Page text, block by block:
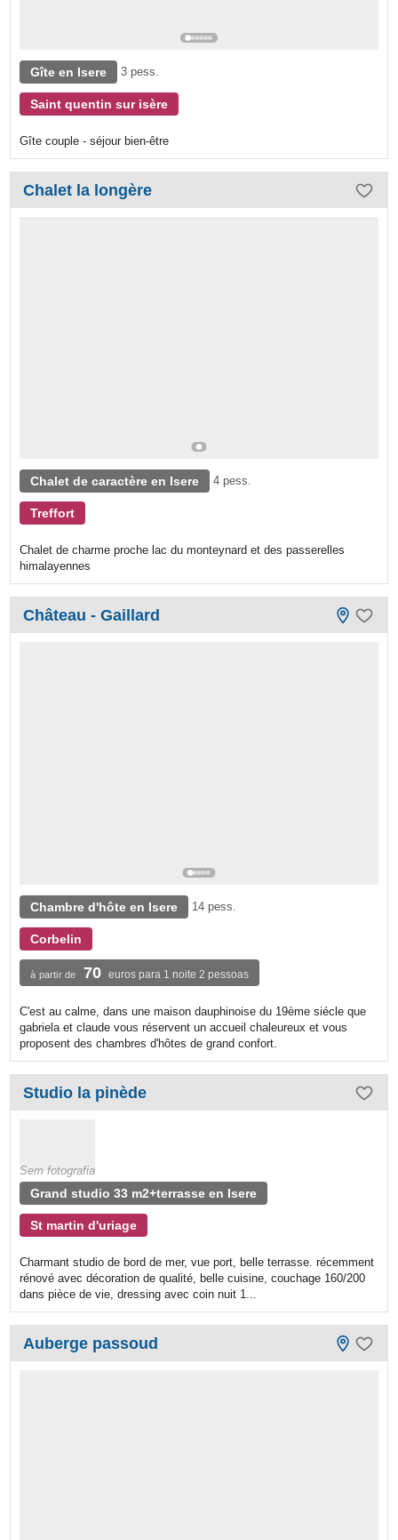
Gîte en Isere 3 pess.
Saint quentin sur isère
Gîte couple - séjour bien-être
Chalet la longère
Chalet de caractère en Isere 4 pess.
Treffort
Chalet de charme proche lac du monteynard et des passerelles
himalayennes
Château - Gaillard
Chambre d'hôte en Isere 14 pess.
Corbelin
à partir de 70 euros para 1 noite 2 pessoas
C'est au calme, dans une maison dauphinoise du 19ème siécle que
gabriela et claude vous réservent un accueil chaleureux et vous
proposent des chambres d'hôtes de grand confort.
Studio la pinède
Sem fotografia
Grand studio 33 m2+terrasse en Isere
St martin d'uriage
Charmant studio de bord de mer, vue port, belle terrasse. récemment
rénové avec décoration de qualité, belle cuisine, couchage 160/200
dans pièce de vie, dressing avec coin nuit 1...
Auberge passoud